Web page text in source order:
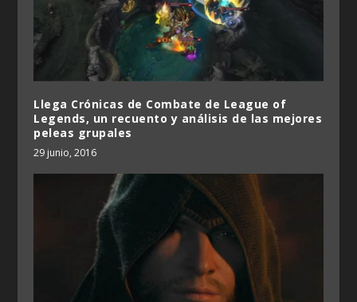
Llega Crónicas de Combate de League of
Legends, un recuento y análisis de las mejores
peleas grupales
29 junio, 2016